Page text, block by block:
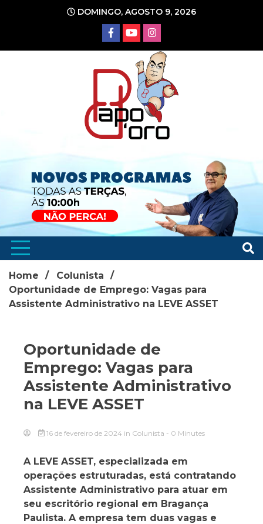
conteúdo
DOMINGO, AGOSTO 9, 2026
Home
Colunista
Oportunidade de Emprego: Vagas para
Assistente Administrativo na LEVE ASSET
Oportunidade de
Emprego: Vagas para
Assistente Administrativo
na LEVE ASSET
16 de fevereiro de 2024 in Colunista - 0 Minutes
A LEVE ASSET, especializada em
operações estruturadas, está contratando
Assistente Administrativo para atuar em
seu escritório regional em Bragança
Paulista. A empresa tem duas vagas e